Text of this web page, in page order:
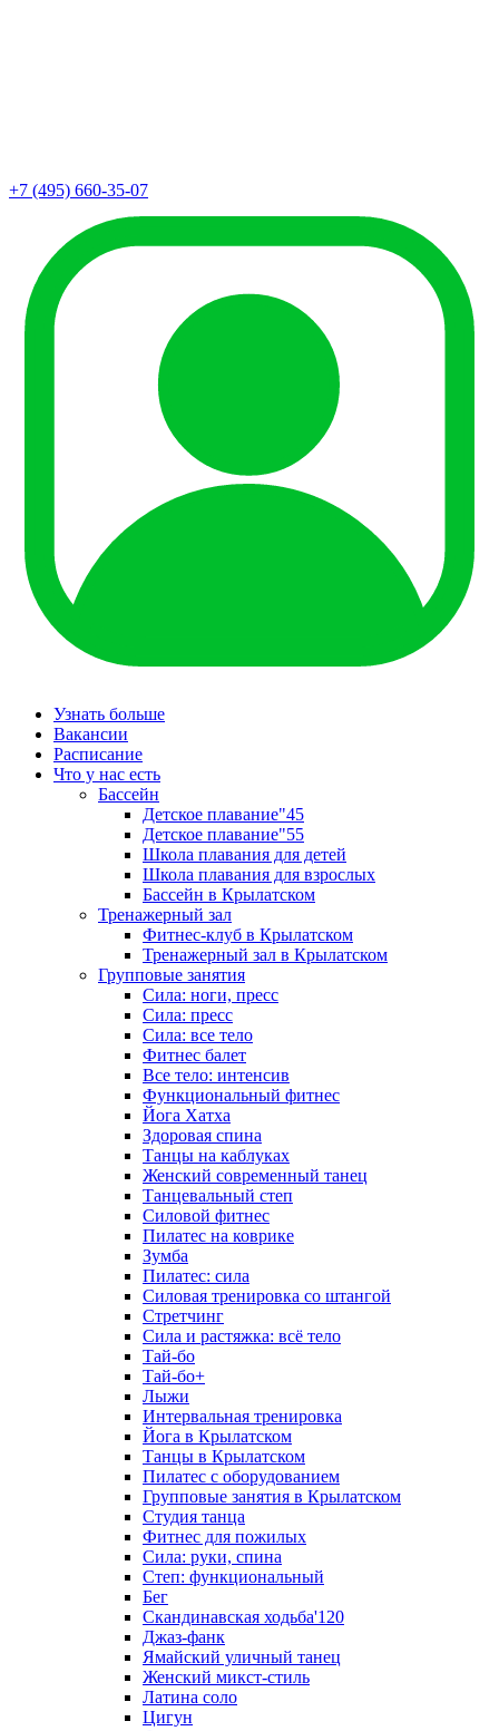
+7 (495) 660-35-07
Узнать больше
Вакансии
Расписание
Что у нас есть
Бассейн
Детское плавание"45
Детское плавание"55
Школа плавания для детей
Школа плавания для взрослых
Бассейн в Крылатском
Тренажерный зал
Фитнес-клуб в Крылатском
Тренажерный зал в Крылатском
Групповые занятия
Сила: ноги, пресс
Сила: пресс
Сила: все тело
Фитнес балет
Все тело: интенсив
Функциональный фитнес
Йога Хатха
Здоровая спина
Танцы на каблуках
Женский современный танец
Танцевальный степ
Силовой фитнес
Пилатес на коврике
Зумба
Пилатес: сила
Силовая тренировка со штангой
Стретчинг
Сила и растяжка: всё тело
Тай-бо
Тай-бо+
Лыжи
Интервальная тренировка
Йога в Крылатском
Танцы в Крылатском
Пилатес с оборудованием
Групповые занятия в Крылатском
Студия танца
Фитнес для пожилых
Сила: руки, спина
Степ: функциональный
Бег
Скандинавская ходьба'120
Джаз-фанк
Ямайский уличный танец
Женский микст-стиль
Латина соло
Цигун